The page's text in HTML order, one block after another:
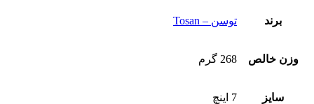
برند توسن – Tosan
وزن خالص 268 گرم
سایز 7 اینچ